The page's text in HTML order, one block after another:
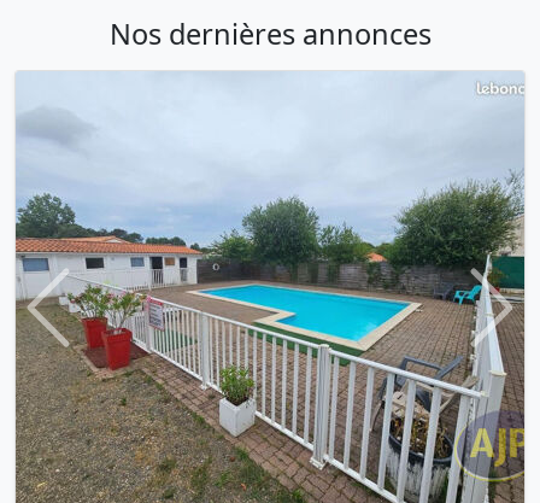
Nos dernières annonces
Previous Next